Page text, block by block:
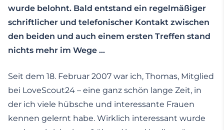
wurde belohnt. Bald entstand ein regelmäßiger
schriftlicher und telefonischer Kontakt zwischen
den beiden und auch einem ersten Treffen stand
nichts mehr im Wege …
Seit dem 18. Februar 2007 war ich, Thomas, Mitglied
bei LoveScout24 – eine ganz schön lange Zeit, in
der ich viele hübsche und interessante Frauen
kennen gelernt habe. Wirklich interessant wurde